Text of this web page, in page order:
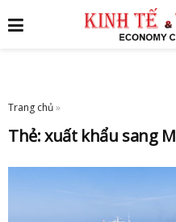
Trang chủ»
Thẻ:xuất khẩu sang